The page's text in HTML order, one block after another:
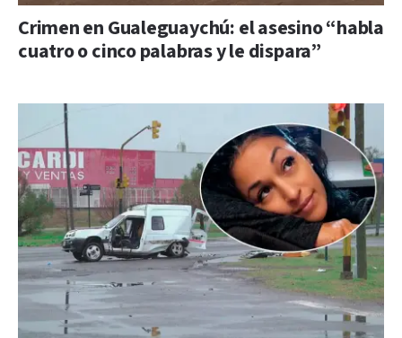
Crimen en Gualeguaychú: el asesino “habla
cuatro o cinco palabras y le dispara”